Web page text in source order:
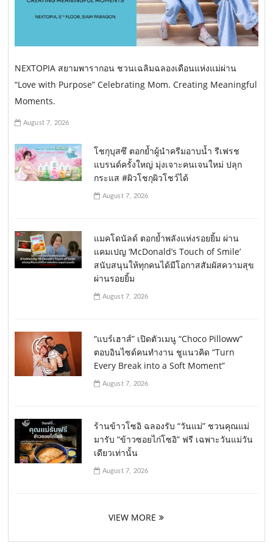
NEXTOPIA สยามพารากอน ชวนเฉลิมฉลองเดือนแห่งแม่ผ่าน
“Love with Purpose” Celebrating Mom. Creating Meaningful
Moments.
August 7, 2026
โชกุบุสซึ ตอกย้ำผู้นำครีมอาบน้ำ รีเฟรช
แบรนด์ครั้งใหญ่ มุ่งเจาะคนเจนใหม่ ปลุก
กระแส #ผิวโชกุผิวโชว์ได้
August 7, 2026
แมคโดนัลด์ ตอกย้ำพลังแห่งรอยยิ้ม ผ่าน
แคมเปญ ‘McDonald’s Touch of Smile’
สนับสนุนให้ทุกคนได้มีโอกาสสัมผัสความสุข
ผ่านรอยยิ้ม
August 7, 2026
“แบร์เฮาส์” เปิดตัวเมนู “Choco Pilloww”
ตอบอินไซด์คนทำงาน ชูแนวคิด “Turn
Every Break into a Soft Moment”
August 7, 2026
ร้านข้าวโซอิ ฉลองรับ “วันแม่” ชวนคุณแม่
มารับ “ข้าวซอยไก่โซอิ” ฟรี เฉพาะวันแม่วัน
เดียวเท่านั้น
August 7, 2026
VIEW MORE